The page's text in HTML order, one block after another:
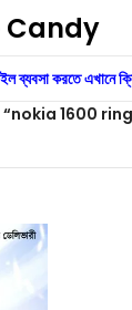
Candy
ব্যবসা করতে এখানে
1600